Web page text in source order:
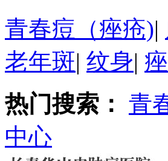
青春痘（痤疮)|
老年斑| 纹身|
热门搜索： 青
中心